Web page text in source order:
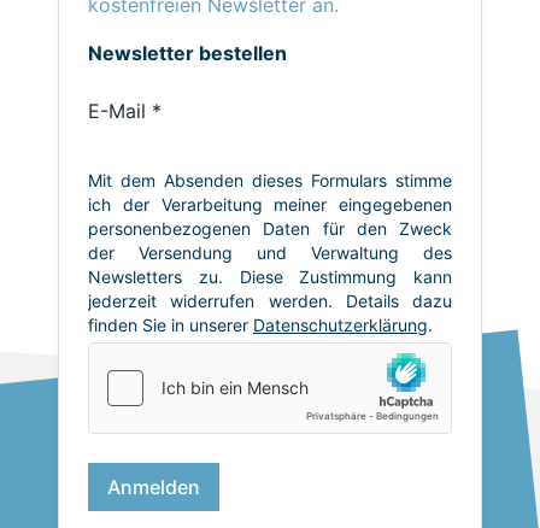
kostenfreien Newsletter an.